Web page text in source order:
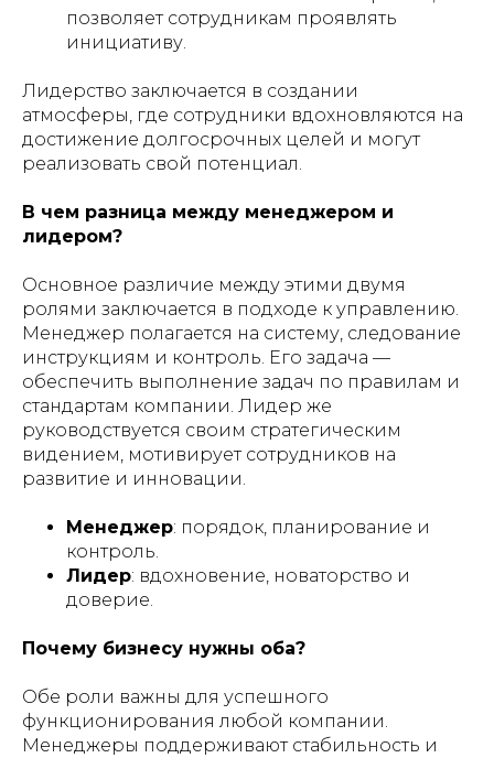
позволяет сотрудникам проявлять
инициативу.
Лидерство заключается в создании
атмосферы, где сотрудники вдохновляются на
достижение долгосрочных целей и могут
реализовать свой потенциал.
В чем разница между менеджером и
лидером?
Основное различие между этими двумя
ролями заключается в подходе к управлению.
Менеджер полагается на систему, следование
инструкциям и контроль. Его задача —
обеспечить выполнение задач по правилам и
стандартам компании. Лидер же
руководствуется своим стратегическим
видением, мотивирует сотрудников на
развитие и инновации.
Менеджер: порядок, планирование и
контроль.
Лидер: вдохновение, новаторство и
доверие.
Почему бизнесу нужны оба?
Обе роли важны для успешного
функционирования любой компании.
Менеджеры поддерживают стабильность и